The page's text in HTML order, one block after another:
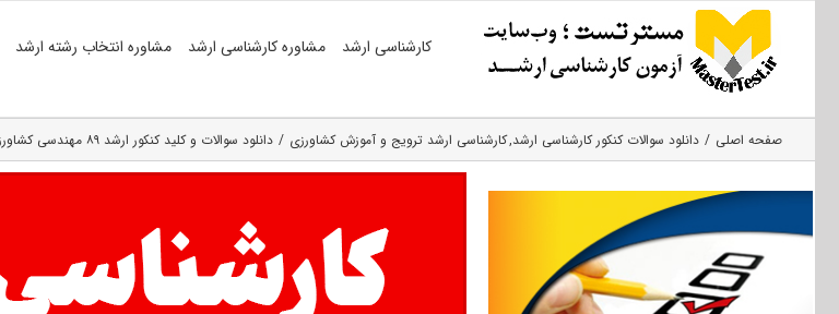
کارشناسی ارشد مشاوره کارشناسی ارشد مشاوره انتخاب رشته ارشد
صفحه اصلی دانلود سوالات کنکور کارشناسی ارشد کارشناسی ارشد ترویج و آموزش کشاورزی دانلود سوالات و کلید کنکور ارشد ۸۹ مهندسی کشاورزی-ترویج و آموزش کشاورزی (رایگان)